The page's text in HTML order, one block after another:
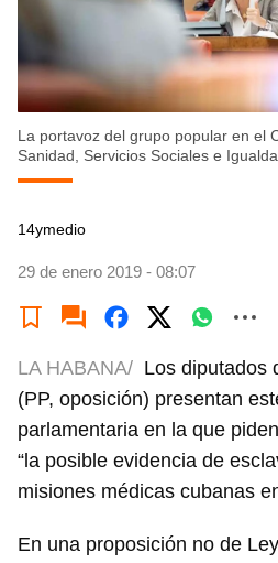
La portavoz del grupo popular en el
Sanidad, Servicios Sociales e
14ymedio
29 de enero 2019 - 08:07
LA HABANA/ Los diputados
(PP, oposición) presentan
parlamentaria en la que
“la posible evidencia de
misiones médicas cubanas
En una proposición no de